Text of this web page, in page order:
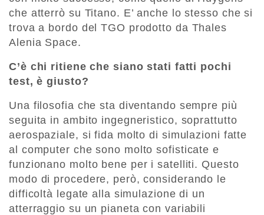
che atterrò su Titano. E’ anche lo stesso che si
trova a bordo del TGO prodotto da Thales
Alenia Space.
C’è chi ritiene che siano stati fatti pochi
test, è giusto?
Una filosofia che sta diventando sempre più
seguita in ambito ingegneristico, soprattutto
aerospaziale, si fida molto di simulazioni fatte
al computer che sono molto sofisticate e
funzionano molto bene per i satelliti. Questo
modo di procedere, però, considerando le
difficoltà legate alla simulazione di un
atterraggio su un pianeta con variabili